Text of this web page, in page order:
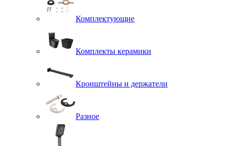
Комплектующие
Комплекты керамики
Кронштейны и держатели
Разное